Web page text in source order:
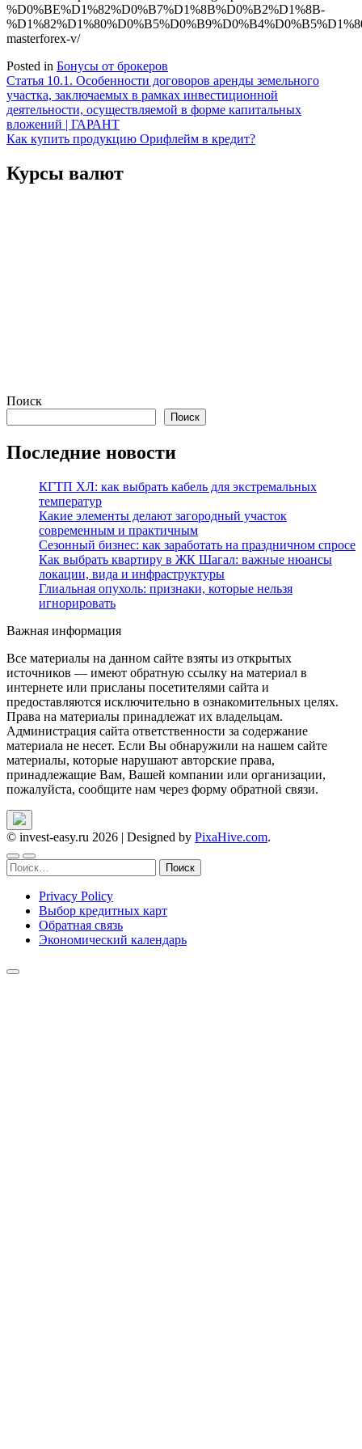
%D0%BE%D1%82%D0%B7%D1%8B%D0%B2%D1%8B-
masterforex-v/
Posted in Бонусы от брокеров
Навигация
по
записям
Статья 10.1. Особенности договоров аренды земельного
участка, заключаемых в рамках инвестиционной
деятельности, осуществляемой в форме капитальных
вложений | ГАРАНТ
Как купить продукцию Орифлейм в кредит?
Курсы валют
Поиск
Поиск
Последние новости
КГТП ХЛ: как выбрать кабель для экстремальных
температур
Какие элементы делают загородный участок
современным и практичным
Сезонный бизнес: как заработать на праздничном спросе
Как выбрать квартиру в ЖК Шагал: важные нюансы
локации, вида и инфраструктуры
Глиальная опухоль: признаки, которые нельзя
игнорировать
Важная информация
Все материалы на данном сайте взяты из открытых
источников — имеют обратную ссылку на материал в
интернете или присланы посетителями сайта и
предоставляются исключительно в ознакомительных целях.
Права на материалы принадлежат их владельцам.
Администрация сайта ответственности за содержание
материала не несет. Если Вы обнаружили на нашем сайте
материалы, которые нарушают авторские права,
принадлежащие Вам, Вашей компании или организации,
пожалуйста, сообщите нам через форму обратной связи.
© invest-easy.ru 2026 | Designed by PixaHive.com.
Найти:
Privacy Policy
Выбор кредитных карт
Обратная связь
Экономический календарь